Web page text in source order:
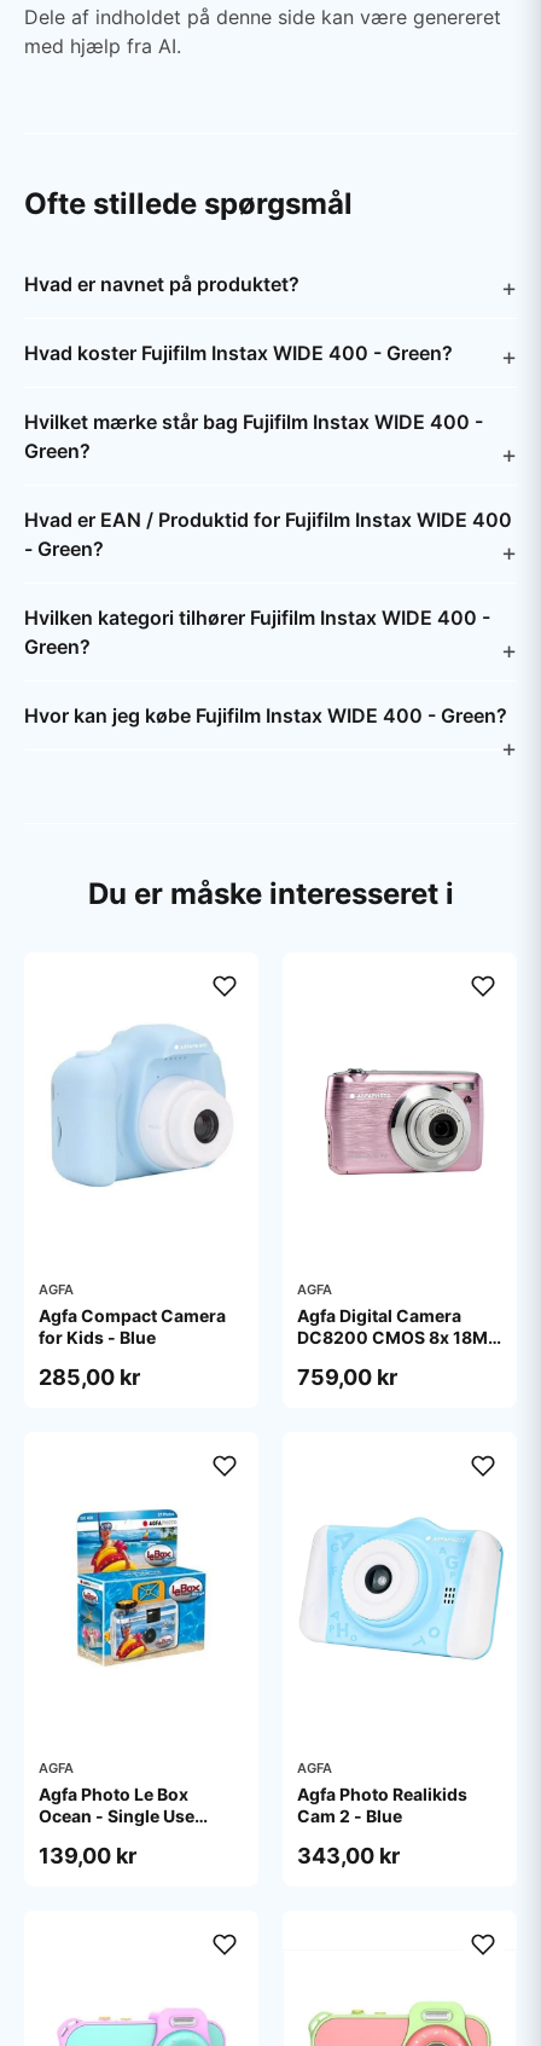
Dele af indholdet på denne side kan være genereret
med hjælp fra AI.
Ofte stillede spørgsmål
Hvad er navnet på produktet?
Hvad koster Fujifilm Instax WIDE 400 - Green?
Hvilket mærke står bag Fujifilm Instax WIDE 400 -
Green?
Hvad er EAN / Produktid for Fujifilm Instax WIDE 400
- Green?
Hvilken kategori tilhører Fujifilm Instax WIDE 400 -
Green?
Hvor kan jeg købe Fujifilm Instax WIDE 400 - Green?
Du er måske interesseret i
AGFA
Agfa Compact Camera
for Kids - Blue
285,00 kr
AGFA
Agfa Digital Camera
DC8200 CMOS 8x 18MP
759,00 kr
AGFA
Agfa Photo Le Box
Ocean - Single Use
139,00 kr
AGFA
Agfa Photo Realikids
Cam 2 - Blue
343,00 kr